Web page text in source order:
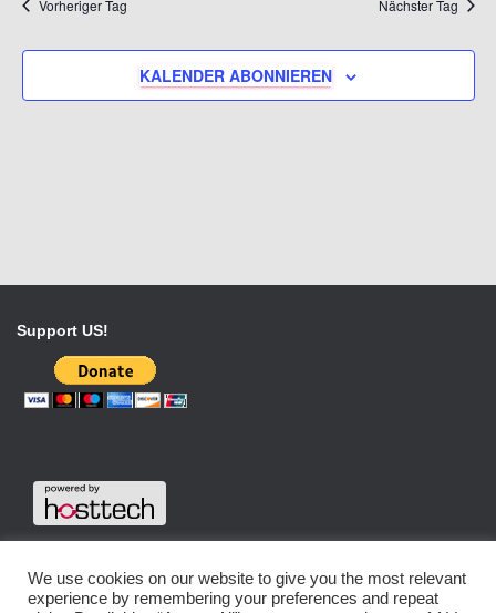
Vorheriger Tag Nächster Tag
KALENDER ABONNIEREN
Support US!
We use cookies on our website to give you the most relevant
experience by remembering your preferences and repeat